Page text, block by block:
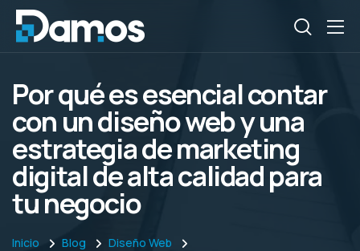
Por qué es esencial contar
con un diseño web y una
estrategia de marketing
digital de alta calidad para
tu negocio
Inicio Blog
Diseño Web